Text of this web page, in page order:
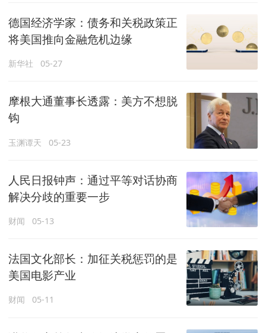
德国经济学家：债务和关税政策正
将美国推向金融危机边缘
新华社 05-27
摩根大通董事长透露：美方不想脱
钩
玉渊谭天 05-23
人民日报钟声：通过平等对话协商
解决分歧的重要一步
财闻 05-13
法国文化部长：加征关税惩罚的是
美国电影产业
财闻 05-11